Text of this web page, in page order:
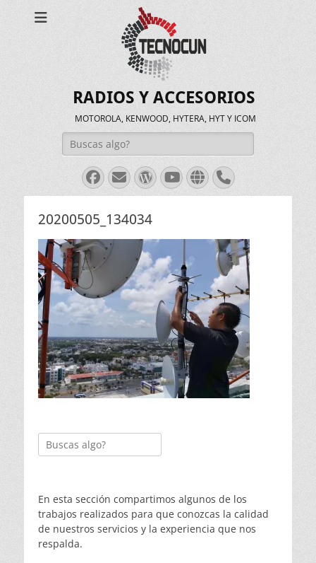
RADIOS Y ACCESORIOS
MOTOROLA, KENWOOD, HYTERA, HYT Y ICOM
Buscar:
Facebook
Correo
electrónico
WordPress
Youtube
WebTeléfono
20200505_134034
Buscar:
En esta sección compartimos algunos de los
trabajos realizados para que conozcas la calidad
de nuestros servicios y la experiencia que nos
respalda.